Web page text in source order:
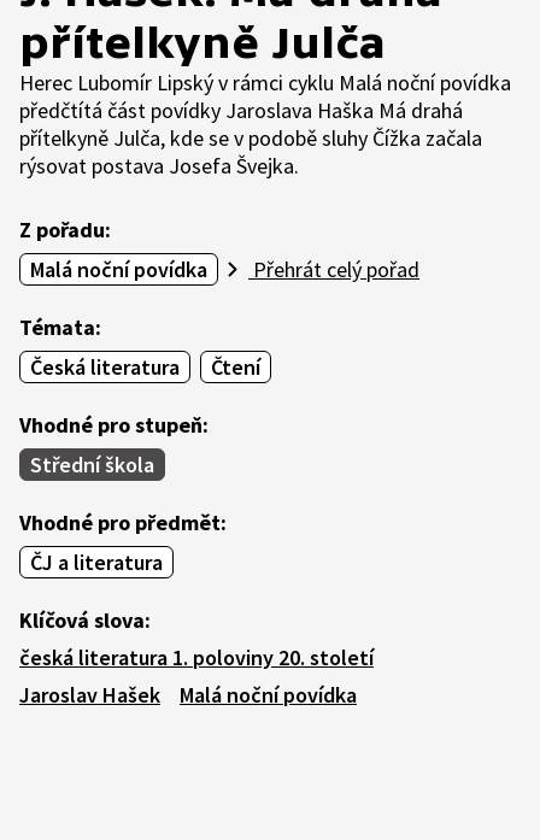
přítelkyně Julča
Herec Lubomír Lipský v rámci cyklu Malá noční povídka
předčtítá část povídky Jaroslava Haška Má drahá
přítelkyně Julča, kde se v podobě sluhy Čížka začala
rýsovat postava Josefa Švejka.
Z pořadu:
Malá noční povídka
Přehrát celý pořad
Témata:
Česká literatura
Čtení
Vhodné pro stupeň:
Střední škola
Vhodné pro předmět:
ČJ a literatura
Klíčová slova:
česká literatura 1. poloviny 20. století
Jaroslav Hašek
Malá noční povídka